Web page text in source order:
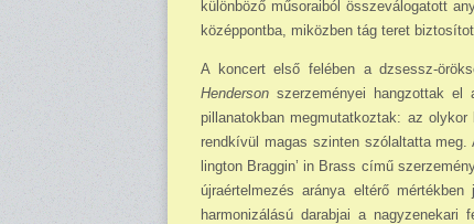
különböző mű­so­raiból összeválogatott
középpontba, miközben tág teret
A koncert első felében a dzsessz-
Henderson szerzeményei hangzottak el
pillanatokban megmutatkoztak: az
rendkívül magas szinten szólaltatta
lington Braggin’ in Brass című
újraértelmezés aránya eltérő
harmonizálású darabjai a